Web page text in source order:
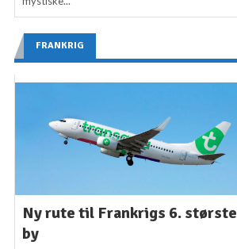
FRANKRIG
Ny rute til Frankrigs 6. største
by